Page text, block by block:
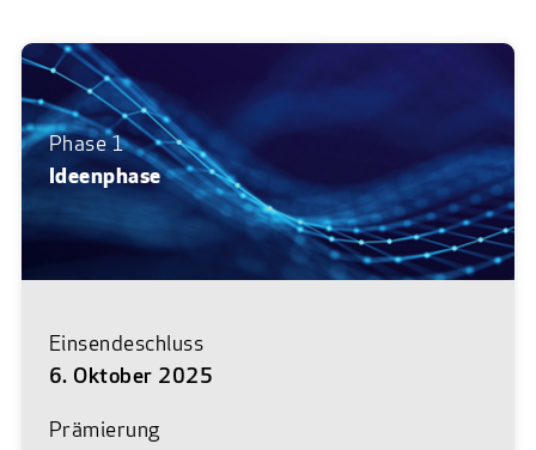
Phase 1
Ideenphase
Einsendeschluss
6. Oktober 2025
Prämierung